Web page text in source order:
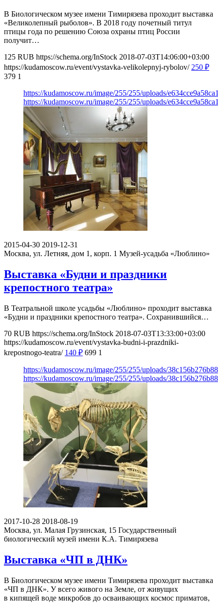
В Биологическом музее имени Тимирязева проходит выставка
«Великолепный рыболов». В 2018 году почетный титул
птицы года по решению Союза охраны птиц России
получит…
125 RUB https://schema.org/InStock 2018-07-03T14:06:00+03:00
https://kudamoscow.ru/event/vystavka-velikolepnyj-rybolov/ 250 ₽
379 1
https://kudamoscow.ru/image/255/255/uploads/
https://kudamoscow.ru/image/255/255/uploads/
2015-04-30 2019-12-31
Москва, ул. Летняя, дом 1, корп. 1 Музей-усадьба «Люблино»
Выставка «Будни и праздники
крепостного театра»
В Театральной школе усадьбы «Люблино» проходит выставка
«Будни и праздники крепостного театра». Сохранившийся…
70 RUB https://schema.org/InStock 2018-07-03T13:33:00+03:00
https://kudamoscow.ru/event/vystavka-budni-i-prazdniki-
krepostnogo-teatra/ 140 ₽ 699 1
https://kudamoscow.ru/image/255/255/uploads/
https://kudamoscow.ru/image/255/255/uploads/
2017-10-28 2018-08-19
Москва, ул. Малая Грузинская, 15 Государственный
биологический музей имени К.А. Тимирязева
Выставка «ЧП в ДНК»
В Биологическом музее имени Тимирязева проходит выставка
«ЧП в ДНК». У всего живого на Земле, от живущих
в кипящей воде микробов до осваивающих космос приматов,